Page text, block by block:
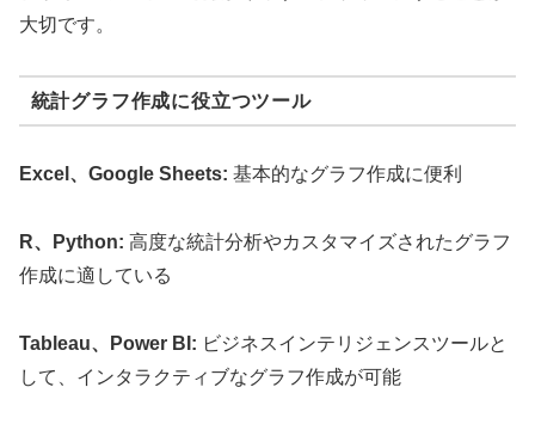
大切です。
統計グラフ作成に役立つツール
Excel、Google Sheets: 基本的なグラフ作成に便利
R、Python: 高度な統計分析やカスタマイズされたグラフ
作成に適している
Tableau、Power BI: ビジネスインテリジェンスツールと
して、インタラクティブなグラフ作成が可能